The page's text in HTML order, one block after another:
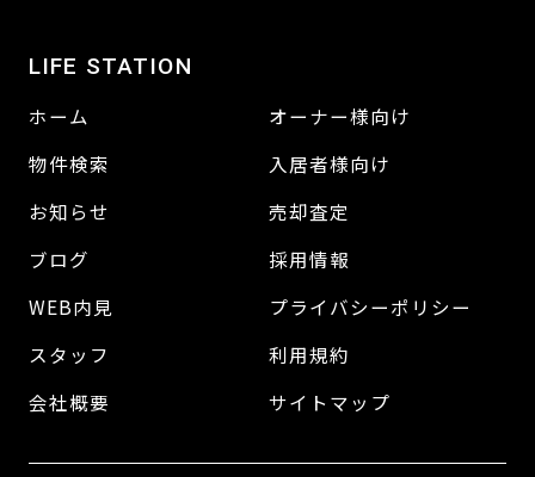
LIFE STATION
ホーム
物件検索
お知らせ
ブログ
WEB内見
スタッフ
会社概要
オーナー様向け
入居者様向け
売却査定
採用情報
プライバシーポリシー
利用規約
サイトマップ